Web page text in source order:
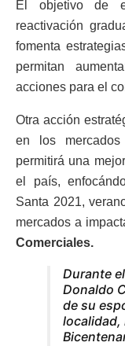
El objetivo de
reactivación
fomenta
permitan
acciones para el
Otra acción
en los mercados
permitirá una
el país,
Santa 2021,
mercados a
Comerciales.
Durante
Donaldo
de su
localidad,